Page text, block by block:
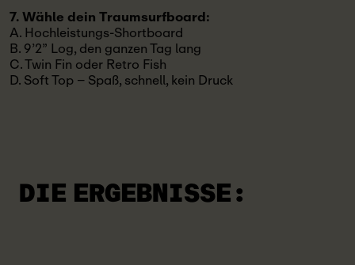
7. Wähle dein Traumsurfboard:
A. Hochleistungs-Shortboard
B. 9’2” Log, den ganzen Tag lang
C. Twin Fin oder Retro Fish
D. Soft Top – Spaß, schnell, kein Druck
DIE ERGEBNISSE: